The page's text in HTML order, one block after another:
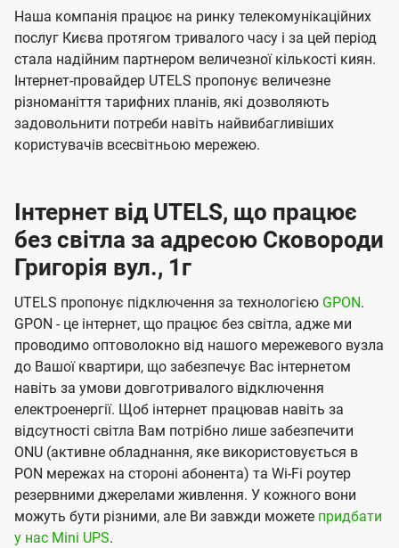
Наша компанія працює на ринку телекомунікаційних
послуг Києва протягом тривалого часу і за цей період
стала надійним партнером величезної кількості киян.
Інтернет-провайдер UTELS пропонує величезне
різноманіття тарифних планів, які дозволяють
задовольнити потреби навіть найвибагливіших
користувачів всесвітньою мережею.
Інтернет від UTELS, що працює
без світла за адресою Сковороди
Григорія вул., 1г
UTELS пропонує підключення за технологією GPON.
GPON - це інтернет, що працює без світла, адже ми
проводимо оптоволокно від нашого мережевого вузла
до Вашої квартири, що забезпечує Вас інтернетом
навіть за умови довготривалого відключення
електроенергії. Щоб інтернет працював навіть за
відсутності світла Вам потрібно лише забезпечити
ONU (активне обладнання, яке використовується в
PON мережах на стороні абонента) та Wi-Fi роутер
резервними джерелами живлення. У кожного вони
можуть бути різними, але Ви завжди можете придбати
у нас Mini UPS.